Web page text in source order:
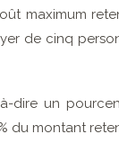
maximum
de cinq
dire un
du montant